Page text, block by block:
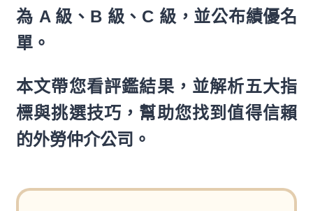
為 A 級、B 級、C 級，並公布績優名
單。
本文帶您看評鑑結果，並解析五大指
標與挑選技巧，幫助您找到值得信賴
的外勞仲介公司。